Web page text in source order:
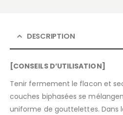
DESCRIPTION
[CONSEILS D’UTILISATION]
Tenir fermement le flacon et
couches biphasées se
uniforme de gouttelettes. Dans